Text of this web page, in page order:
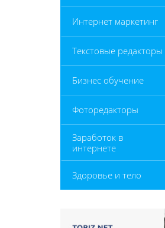
Интернет маркетинг
Текстовые редакторы
Бизнес обучение
Фоторедакторы
Заработок в
интернете
Здоровье и тело